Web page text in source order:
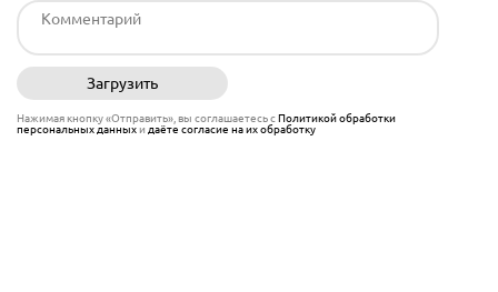
Загрузить
Нажимая кнопку «Отправить», вы соглашаетесь сПолитикой обработки
персональных данныхи даёте согласие на их обработку